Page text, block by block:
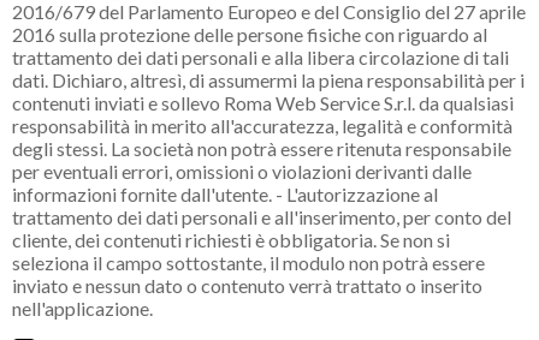
2016/679 del Parlamento Europeo e del Consiglio del 27 aprile
2016 sulla protezione delle persone fisiche con riguardo al
trattamento dei dati personali e alla libera circolazione di tali
dati. Dichiaro, altresì, di assumermi la piena responsabilità per i
contenuti inviati e sollevo Roma Web Service S.r.l. da qualsiasi
responsabilità in merito all'accuratezza, legalità e conformità
degli stessi. La società non potrà essere ritenuta responsabile
per eventuali errori, omissioni o violazioni derivanti dalle
informazioni fornite dall'utente. - L'autorizzazione al
trattamento dei dati personali e all'inserimento, per conto del
cliente, dei contenuti richiesti è obbligatoria. Se non si
seleziona il campo sottostante, il modulo non potrà essere
inviato e nessun dato o contenuto verrà trattato o inserito
nell'applicazione.